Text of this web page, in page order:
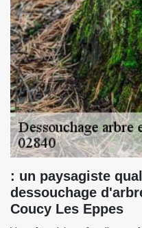
: un paysagiste
dessouchage
Coucy Les Eppes